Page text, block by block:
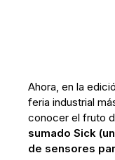
Ahora, en la
feria industrial
conocer el fruto
sumado Sick
de sensores